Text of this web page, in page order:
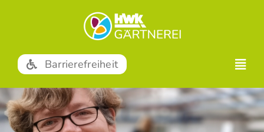
Barrierefreiheit